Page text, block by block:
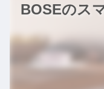
BOSEのス